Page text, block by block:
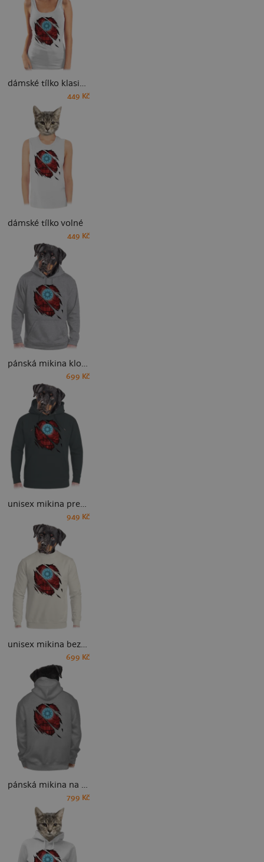
dámské tílko klasické
449 Kč
dámské tílko volné
449 Kč
pánská mikina klokanka
699 Kč
unisex mikina premium
949 Kč
unisex mikina bez kapuce
699 Kč
pánská mikina na zip
799 Kč